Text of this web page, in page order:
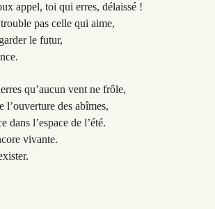
appel, toi qui erres, délaissé !
pas celle qui aime,
le futur,
qu’aucun vent ne frôle,
l’ouverture des abîmes,
dans l’espace de l’été.
vivante.